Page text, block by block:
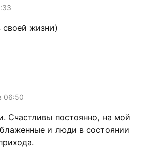
своей жизни)
06:50
Счастливы постоянно, на мой
и люди в состоянии